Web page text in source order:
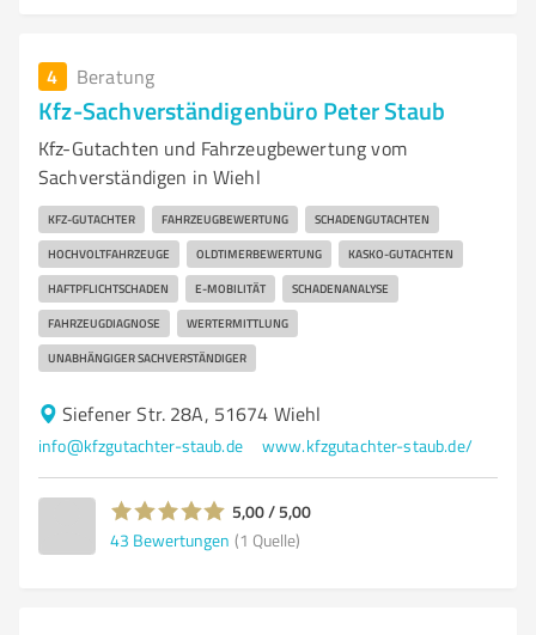
4 Beratung
Kfz-Sachverständigenbüro Peter Staub
Kfz-Gutachten und Fahrzeugbewertung vom
Sachverständigen in Wiehl
KFZ-GUTACHTER FAHRZEUGBEWERTUNG SCHADENGUTACHTEN
HOCHVOLTFAHRZEUGE OLDTIMERBEWERTUNG KASKO-GUTACHTEN
HAFTPFLICHTSCHADEN E-MOBILITÄT SCHADENANALYSE
FAHRZEUGDIAGNOSE WERTERMITTLUNG
UNABHÄNGIGER SACHVERSTÄNDIGER
Siefener Str. 28A, 51674 Wiehl
info@kfzgutachter-staub.de www.kfzgutachter-staub.de/
5,00 / 5,00
43 Bewertungen (1 Quelle)